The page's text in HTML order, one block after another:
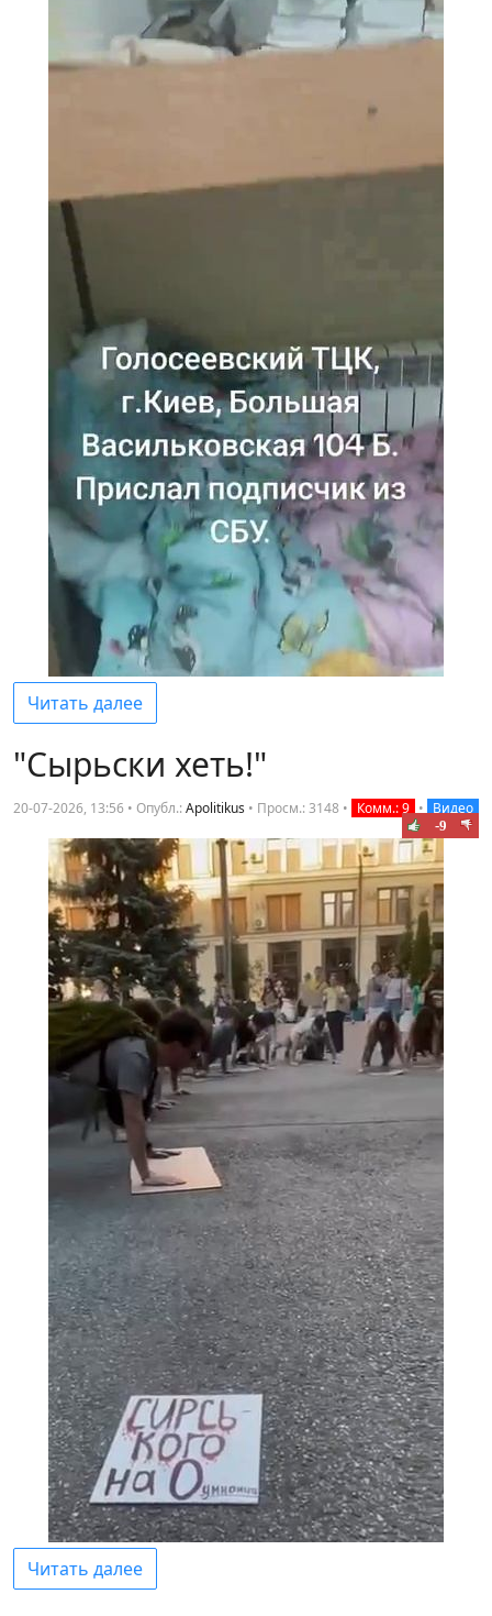
Читать далее
"Сырьски хеть!"
20-07-2026, 13:56 • Опубл.:Apolitikus • Просм.: 3148 • Комм.: 9 • Видео
-9
Читать далее